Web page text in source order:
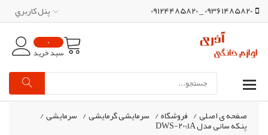
09361485820 _ 09124485820 پنل کاربري
0
سبد خرید
صفحه ی اصلی/ فروشگاه/ سرمایشی گرمایشی/ سرمایشی/
پنکه سانی مدل DWS-2001ََA